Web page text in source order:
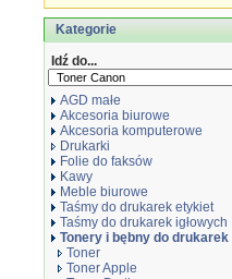
Kategorie
Idź do...
AGD małe
Akcesoria biurowe
Akcesoria komputerowe
Drukarki
Folie do faksów
Kawy
Meble biurowe
Taśmy do drukarek etykiet
Taśmy do drukarek igłowych
Tonery i bębny do drukarek
Toner
Toner Apple